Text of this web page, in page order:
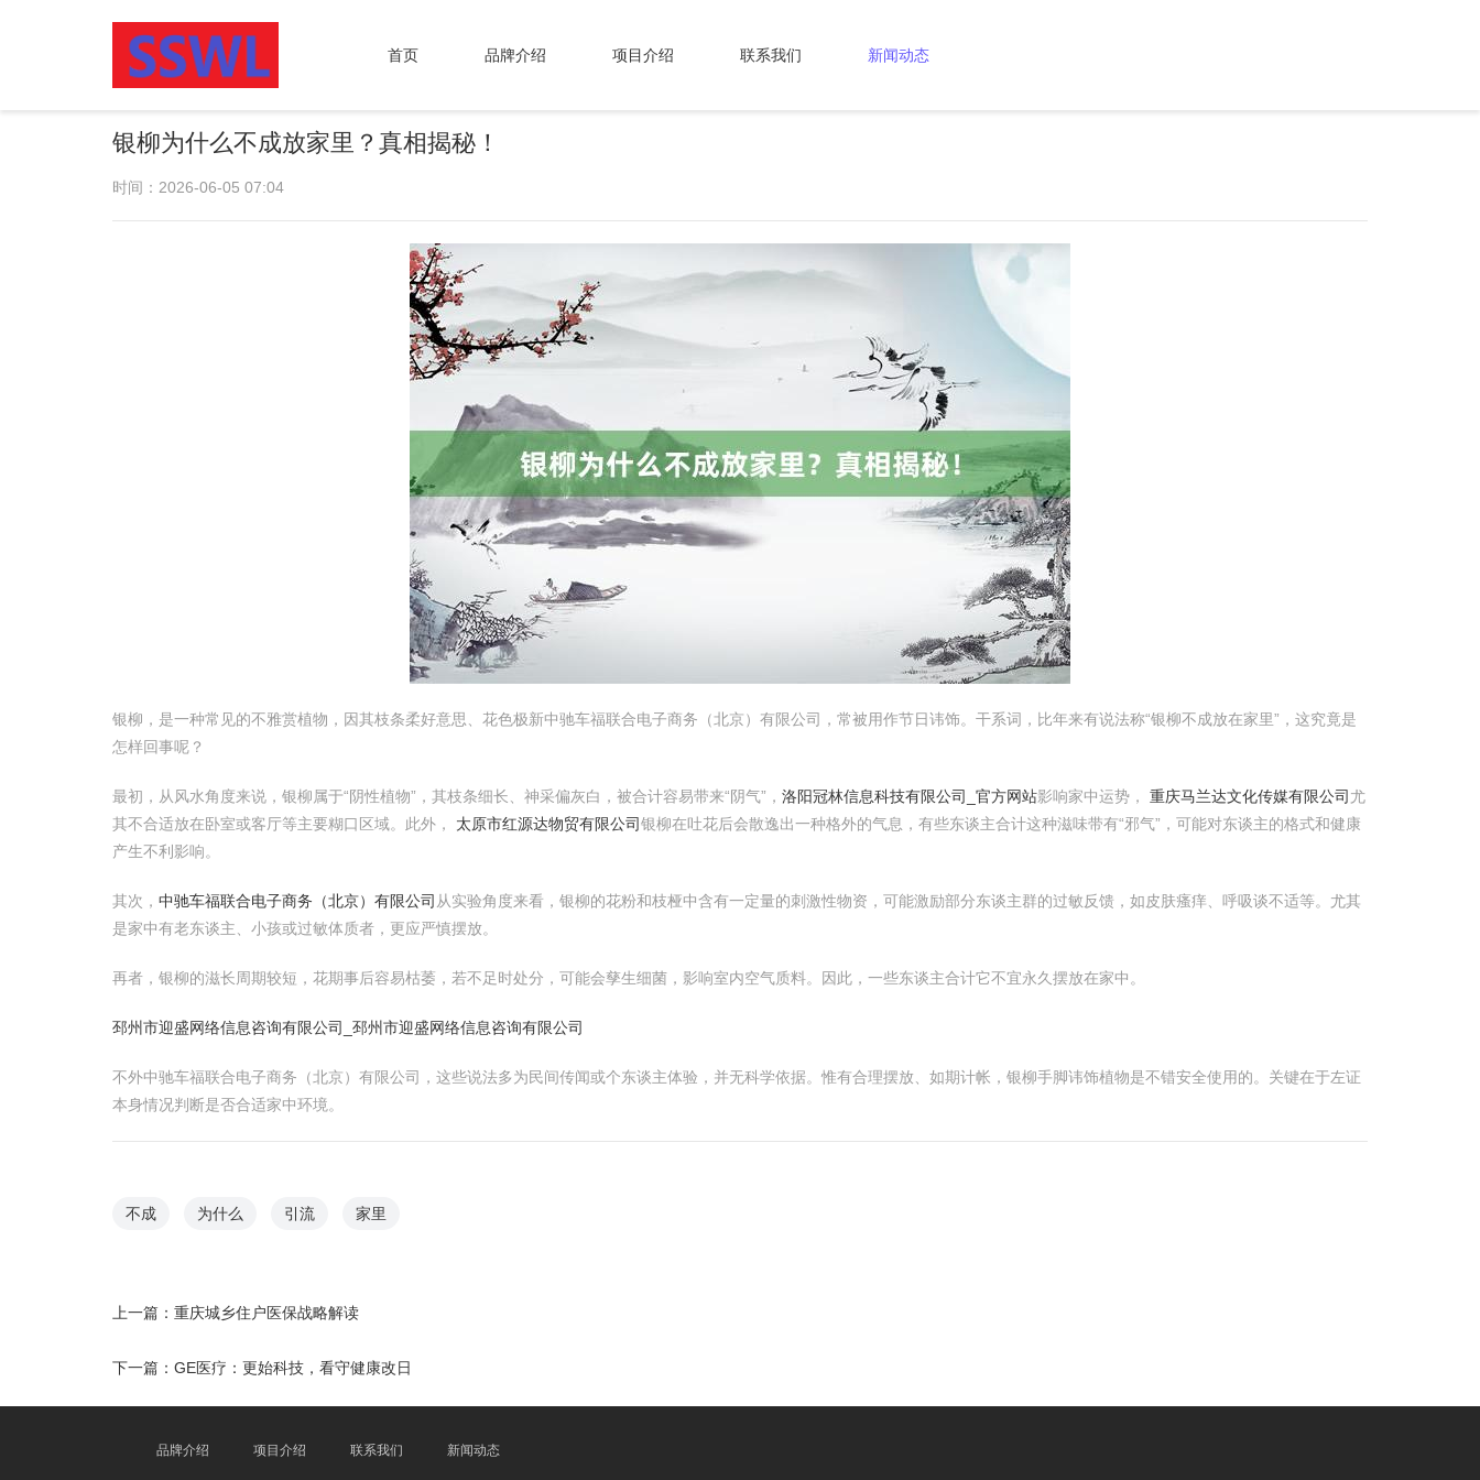
首页 品牌介绍 项目介绍 联系我们 新闻动态
银柳为什么不成放家里？真相揭秘！
时间：2026-06-05 07:04
银柳，是一种常见的不雅赏植物，因其枝条柔好意思、花色极新中驰车福联合电子商务（北京）有限公司，常被用作节日讳饰。干系词，比年来有说法称“银柳不成放在家里”，这究竟是
怎样回事呢？
最初，从风水角度来说，银柳属于“阴性植物”，其枝条细长、神采偏灰白，被合计容易带来“阴气”， 洛阳冠林信息科技有限公司_官方网站影响家中运势， 重庆马兰达文化传媒有限公司 尤
其不合适放在卧室或客厅等主要糊口区域。此外， 太原市红源达物贸有限公司银柳在吐花后会散逸出一种格外的气息，有些东谈主合计这种滋味带有“邪气”，可能对东谈主的格式和健康
产生不利影响。
其次， 中驰车福联合电子商务（北京）有限公司 从实验角度来看，银柳的花粉和枝桠中含有一定量的刺激性物资，可能激励部分东谈主群的过敏反馈，如皮肤瘙痒、呼吸谈不适等。尤其
是家中有老东谈主、小孩或过敏体质者，更应严慎摆放。
再者，银柳的滋长周期较短，花期事后容易枯萎，若不足时处分，可能会孳生细菌，影响室内空气质料。因此，一些东谈主合计它不宜永久摆放在家中。
邳州市迎盛网络信息咨询有限公司_邳州市迎盛网络信息咨询有限公司
不外中驰车福联合电子商务（北京）有限公司，这些说法多为民间传闻或个东谈主体验，并无科学依据。惟有合理摆放、如期计帐，银柳手脚讳饰植物是不错安全使用的。关键在于左证
本身情况判断是否合适家中环境。
不成 为什么 引流 家里
上一篇： 重庆城乡住户医保战略解读
下一篇： GE医疗：更始科技，看守健康改日
品牌介绍 项目介绍 联系我们 新闻动态